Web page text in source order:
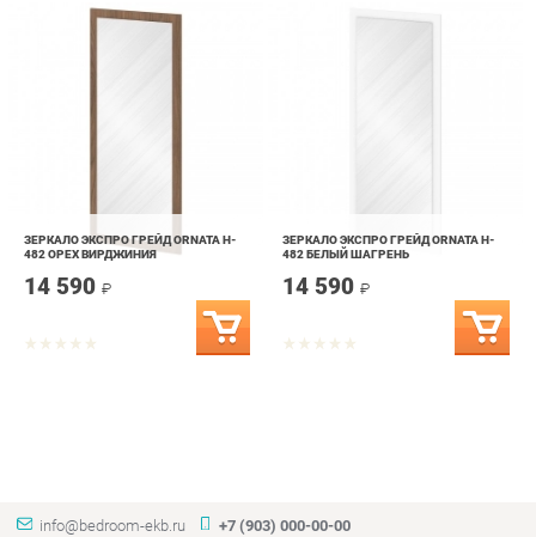
14 590₽ 14 590₽
КАТАЛОГ ИНФОРМАЦИЯ ГОРОДА